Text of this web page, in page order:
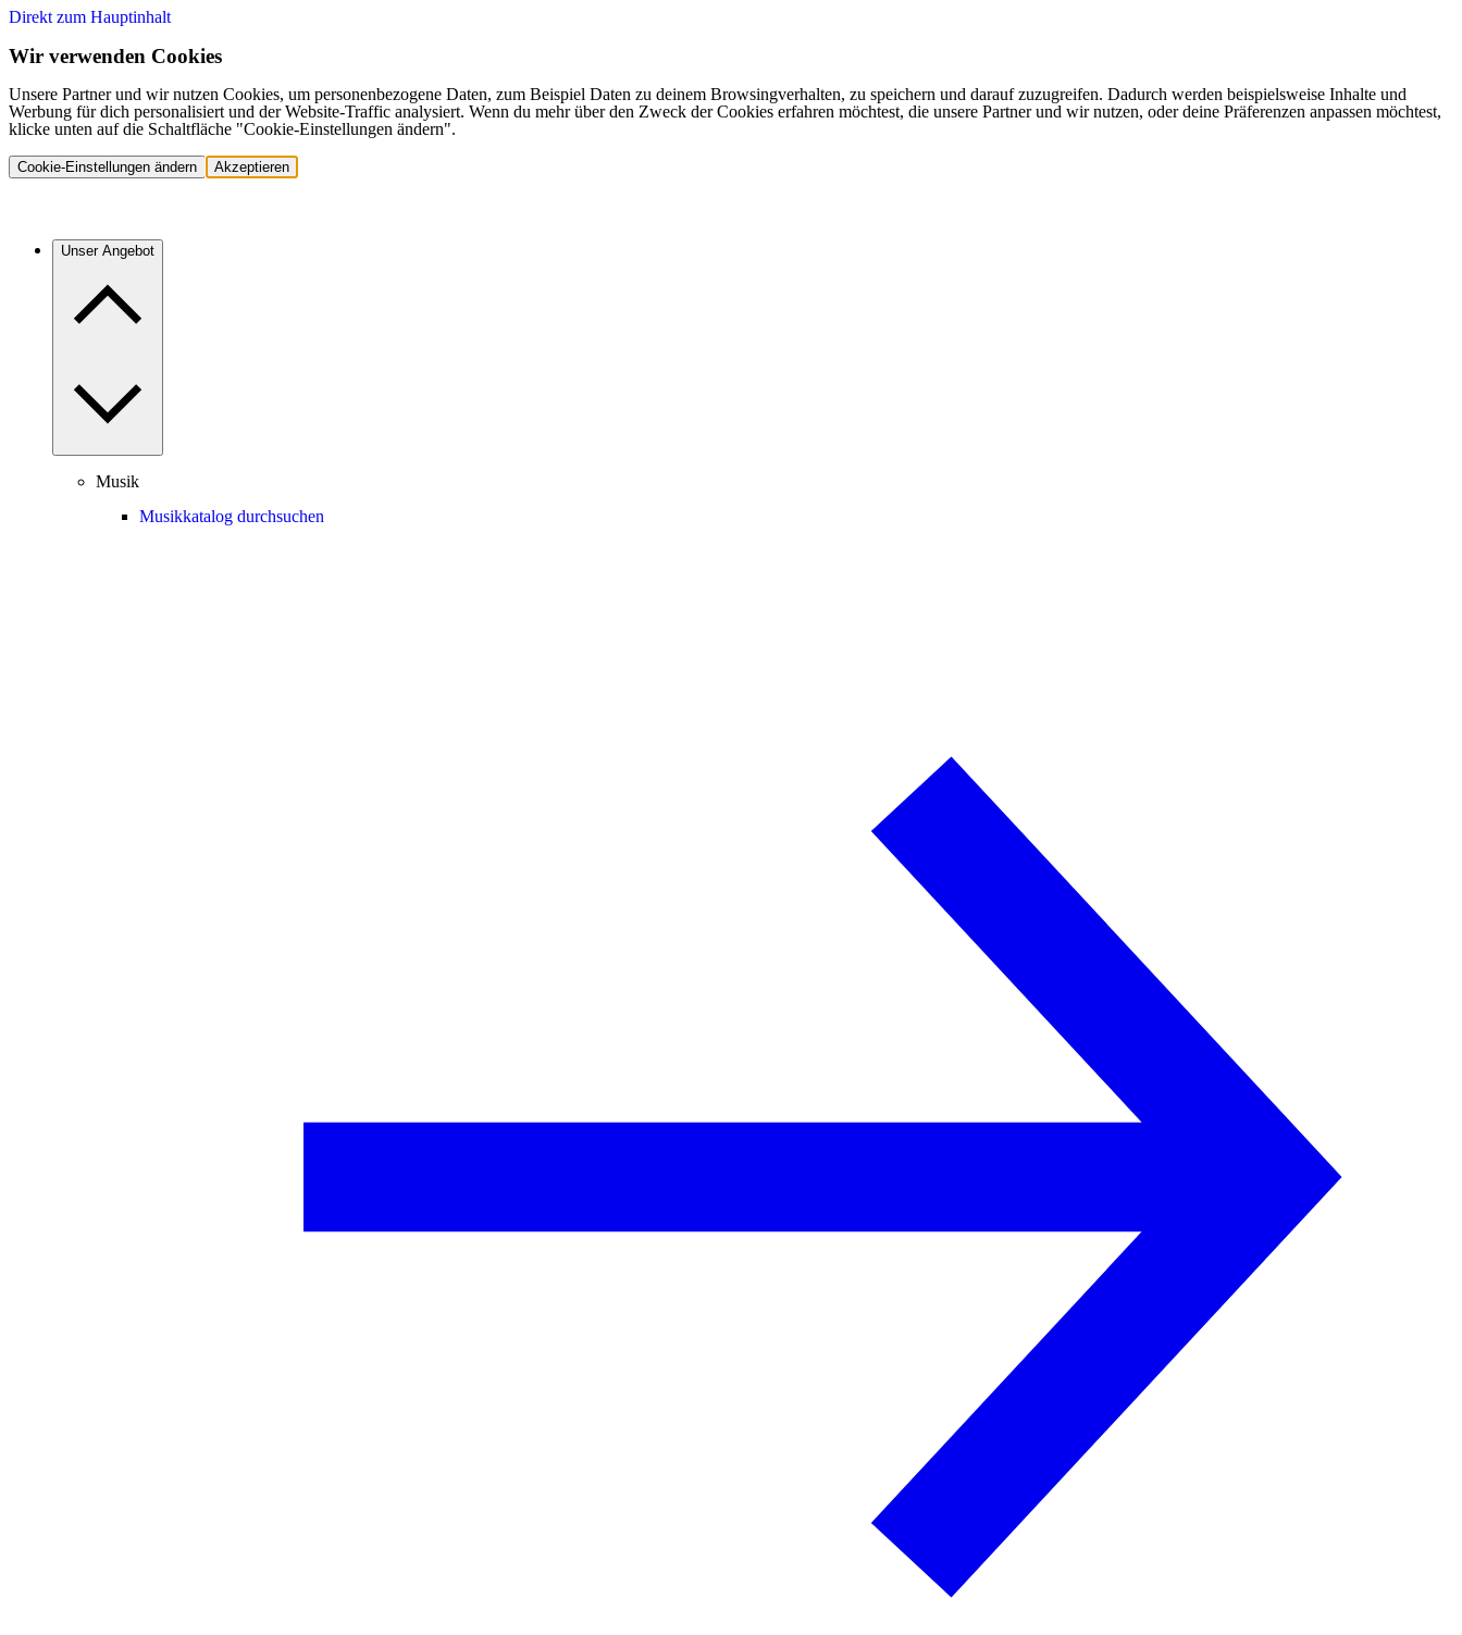
Direkt zum Hauptinhalt
Wir verwenden Cookies
Unsere Partner und wir nutzen Cookies, um personenbezogene Daten, zum Beispiel Daten zu deinem Browsingverhalten, zu speichern und darauf zuzugreifen. Dadurch werden beispielsweise Inhalte und
Werbung für dich personalisiert und der Website-Traffic analysiert. Wenn du mehr über den Zweck der Cookies erfahren möchtest, die unsere Partner und wir nutzen, oder deine Präferenzen anpassen möchtest,
klicke unten auf die Schaltfläche "Cookie-Einstellungen ändern".
Cookie-Einstellungen ändern Akzeptieren
Unser Angebot
Musik
Musikkatalog durchsuchen